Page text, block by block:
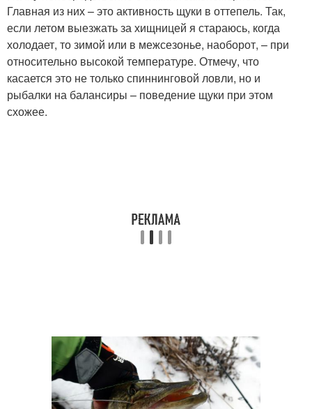
Главная из них – это активность щуки в оттепель. Так,
если летом выезжать за хищницей я стараюсь, когда
холодает, то зимой или в межсезонье, наоборот, – при
относительно высокой температуре. Отмечу, что
касается это не только спиннинговой ловли, но и
рыбалки на балансиры – поведение щуки при этом
схожее.